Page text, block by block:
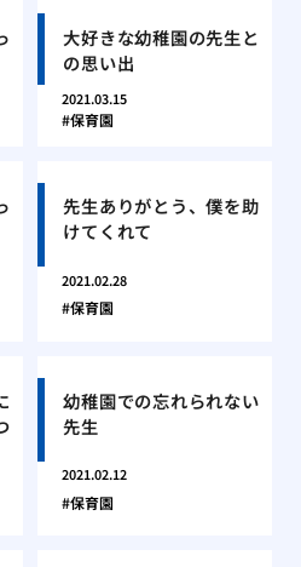
大好きな幼稚園の先生と
の思い出
2021.03.15
保育園
先生ありがとう、僕を助
けてくれて
2021.02.28
保育園
幼稚園での忘れられない
先生
2021.02.12
保育園